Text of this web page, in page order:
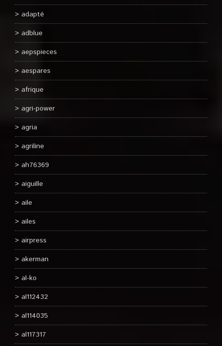
adapté
adblue
aepspieces
aespares
afrique
agri-power
agria
agriline
ah76369
aiguille
aile
ailes
airpress
akerman
al-ko
al112432
al114035
al117317